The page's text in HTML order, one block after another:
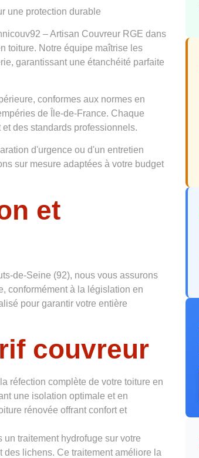
une protection durable
– Artisan Couvreur RGE dans
toiture. Notre équipe maîtrise les
garantissant une étanchéité parfaite
conformes aux normes en
de Île-de-France. Chaque
des standards professionnels.
d'urgence ou d'un entretien
sur mesure adaptées à votre budget
et
de-Seine (92), nous vous assurons
conformément à la législation en
pour garantir votre entière
couvreur
réfection complète de votre toiture en
une isolation optimale et en
rénovée offrant confort et
un traitement hydrofuge sur votre
lichens. Ce traitement améliore la